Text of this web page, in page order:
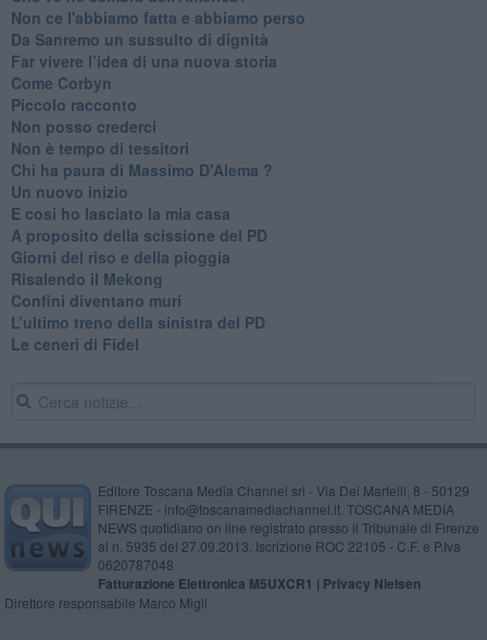
Non ce l'abbiamo fatta e abbiamo perso
​Da Sanremo un sussulto di dignità
Far vivere l’idea di una nuova storia
Come Corbyn
Piccolo racconto
Non posso crederci
Non è tempo di tessitori
Chi ha paura di Massimo D'Alema ?
Un nuovo inizio
​E cosi ho lasciato la mia casa
A proposito della scissione del PD
​Giorni del riso e della pioggia
Risalendo il Mekong
Confini diventano muri
L’ultimo treno della sinistra del PD
Le ceneri di Fidel
Editore Toscana Media Channel srl - Via Dei Martelli, 8 - 50129
FIRENZE - info@toscanamediachannel.it. TOSCANA MEDIA
NEWS quotidiano on line registrato presso il Tribunale di Firenze
al n. 5935 del 27.09.2013. Iscrizione ROC 22105 - C.F. e P.Iva
0620787048
Fatturazione Elettronica M5UXCR1 | Privacy Nielsen
Direttore responsabile Marco Migli